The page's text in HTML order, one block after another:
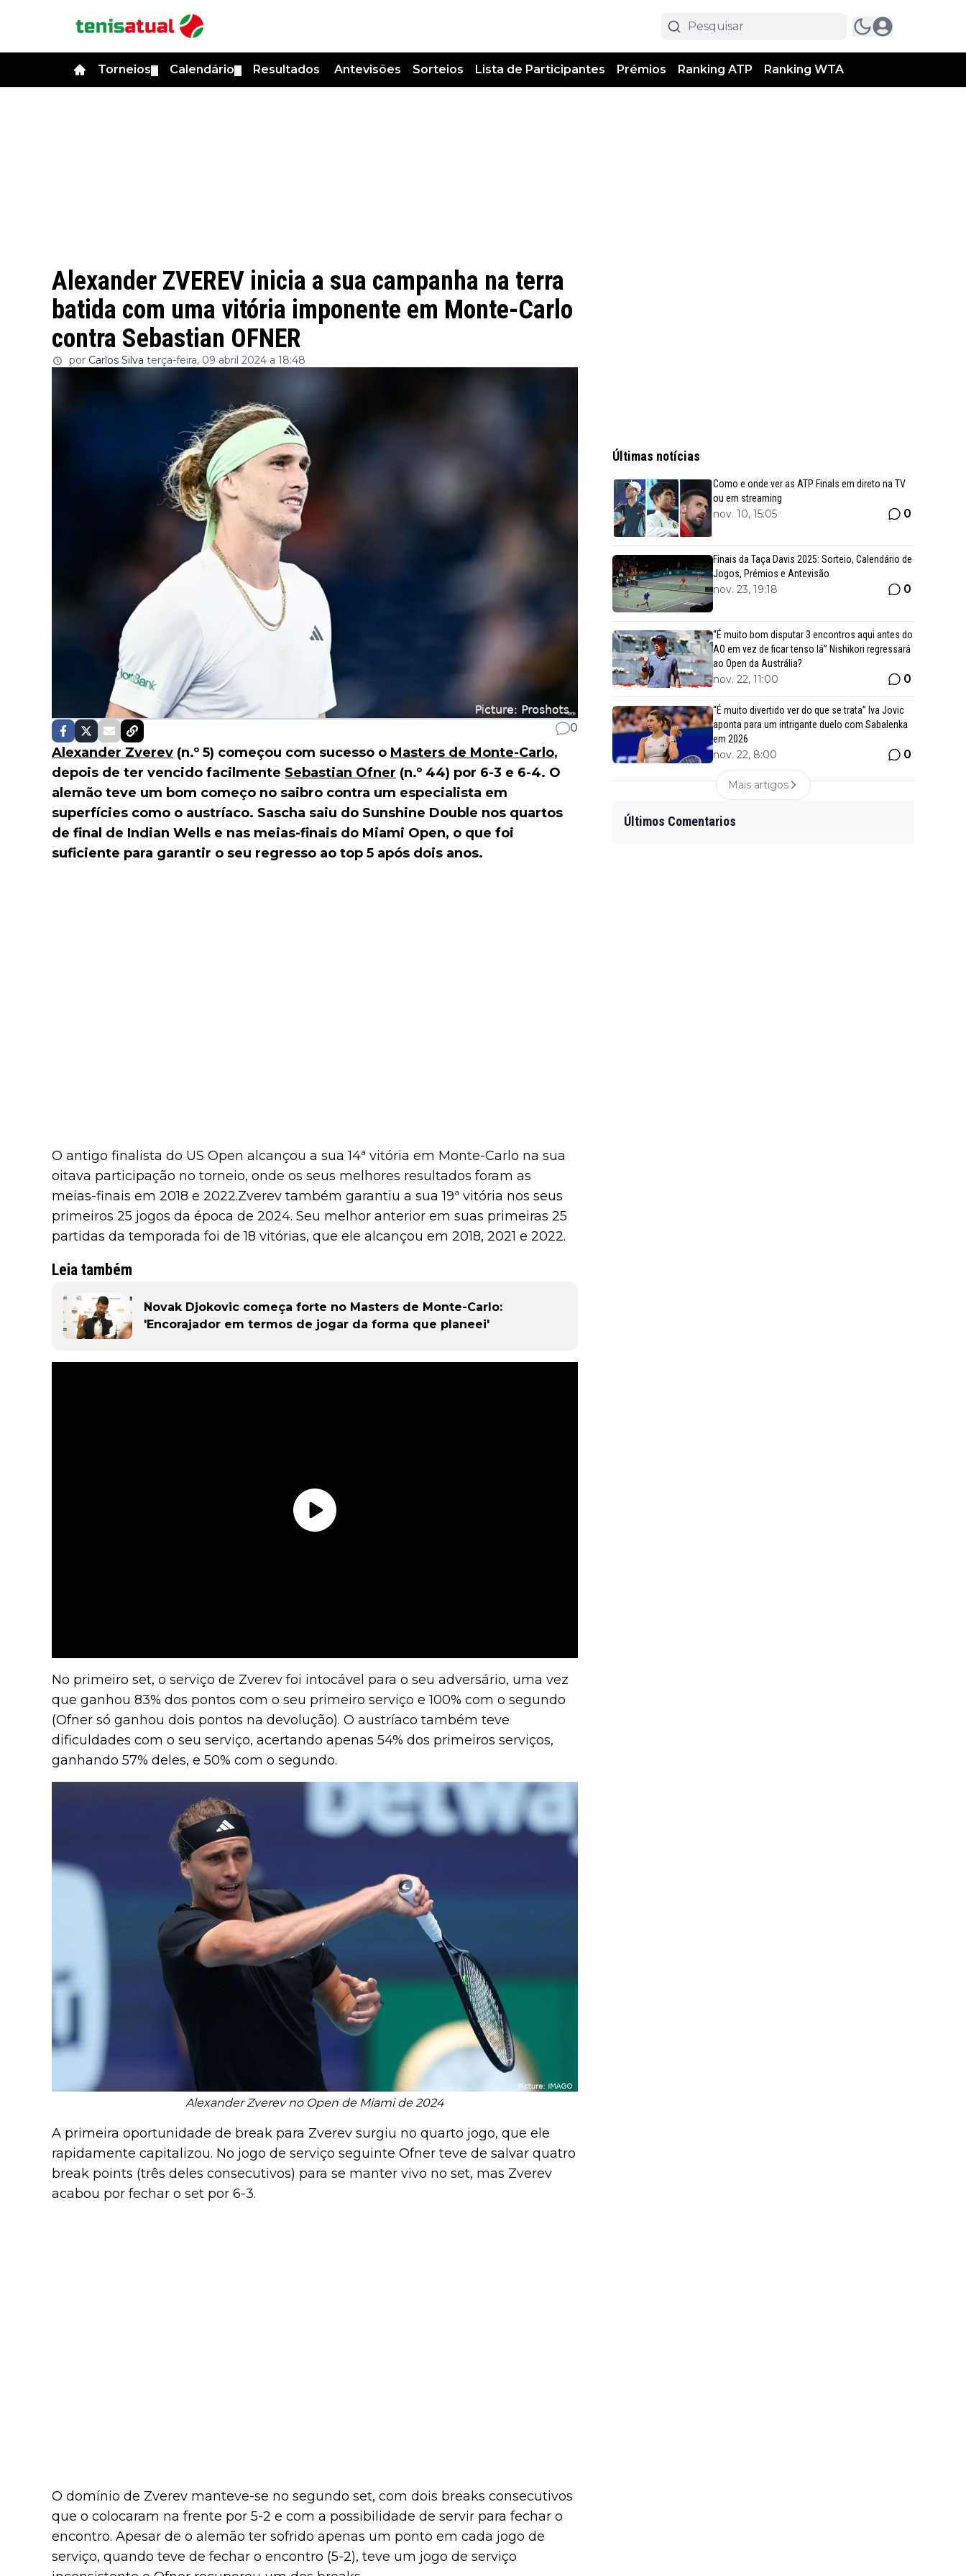
Torneios Calendário Resultados Antevisões Sorteios Lista de Participantes Prémios Ranking ATP Ranking WTA
Alexander ZVEREV inicia a sua campanha na terra
batida com uma vitória imponente em Monte-Carlo
contra Sebastian OFNER
por Carlos Silva terça-feira, 09 abril 2024 a 18:48
0
Alexander Zverev (n.º 5) começou com sucesso o Masters de Monte-Carlo,
depois de ter vencido facilmente Sebastian Ofner (n.º 44) por 6-3 e 6-4. O
alemão teve um bom começo no saibro contra um especialista em
superfícies como o austríaco. Sascha saiu do Sunshine Double nos quartos
de final de Indian Wells e nas meias-finais do Miami Open, o que foi
suficiente para garantir o seu regresso ao top 5 após dois anos.
O antigo finalista do US Open alcançou a sua 14ª vitória em Monte-Carlo na sua
oitava participação no torneio, onde os seus melhores resultados foram as
meias-finais em 2018 e 2022.Zverev também garantiu a sua 19ª vitória nos seus
primeiros 25 jogos da época de 2024. Seu melhor anterior em suas primeiras 25
partidas da temporada foi de 18 vitórias, que ele alcançou em 2018, 2021 e 2022.
Leia também
Novak Djokovic começa forte no Masters de Monte-Carlo:
'Encorajador em termos de jogar da forma que planeei'
No primeiro set, o serviço de Zverev foi intocável para o seu adversário, uma vez
que ganhou 83% dos pontos com o seu primeiro serviço e 100% com o segundo
(Ofner só ganhou dois pontos na devolução). O austríaco também teve
dificuldades com o seu serviço, acertando apenas 54% dos primeiros serviços,
ganhando 57% deles, e 50% com o segundo.
Alexander Zverev no Open de Miami de 2024
A primeira oportunidade de break para Zverev surgiu no quarto jogo, que ele
rapidamente capitalizou. No jogo de serviço seguinte Ofner teve de salvar quatro
break points (três deles consecutivos) para se manter vivo no set, mas Zverev
acabou por fechar o set por 6-3.
O domínio de Zverev manteve-se no segundo set, com dois breaks consecutivos
que o colocaram na frente por 5-2 e com a possibilidade de servir para fechar o
encontro. Apesar de o alemão ter sofrido apenas um ponto em cada jogo de
serviço, quando teve de fechar o encontro (5-2), teve um jogo de serviço
Últimas notícias
Como e onde ver as ATP Finals em direto na TV
ou em streaming
nov. 10, 15:05 0
Finais da Taça Davis 2025: Sorteio, Calendário de
Jogos, Prémios e Antevisão
nov. 23, 19:18 0
“É muito bom disputar 3 encontros aqui antes do
AO em vez de ficar tenso lá” Nishikori regressará
ao Open da Austrália?
nov. 22, 11:00 0
“É muito divertido ver do que se trata” Iva Jovic
aponta para um intrigante duelo com Sabalenka
em 2026
nov. 22, 8:00 0
Mais artigos
Últimos Comentarios